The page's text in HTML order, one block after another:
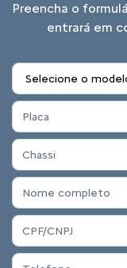
Preencha o
entrará em